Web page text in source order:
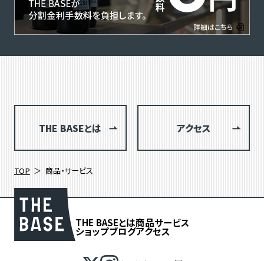
THE BASEとは アクセス
TOP 商品・サービス
THE BASEとは商品サービス
ショップブログアクセス